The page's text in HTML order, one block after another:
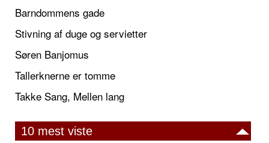
Barndommens gade
Stivning af duge og servietter
Søren Banjomus
Tallerknerne er tomme
Takke Sang, Mellen lang
10 mest viste